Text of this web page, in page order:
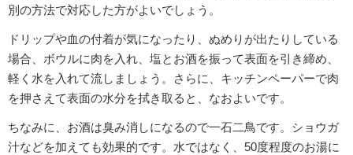
別の方法で対応した方がよいでしょう。
ドリップや血の付着が気になったり、ぬめりが出たりしている
場合、ボウルに肉を入れ、塩とお酒を振って表面を引き締め、
軽く水を入れて流しましょう。さらに、キッチンペーパーで肉
を押さえて表面の水分を拭き取ると、なおよいです。
ちなみに、お酒は臭み消しになるので一石二鳥です。ショウガ
汁などを加えても効果的です。水ではなく、50度程度のお湯に